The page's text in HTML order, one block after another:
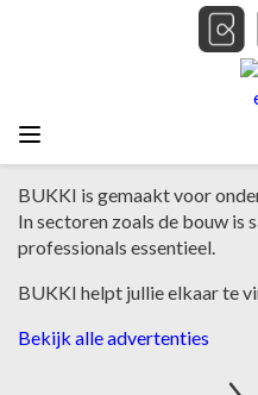
Nieuwe kansen
BUKKI is gemaakt voor
In sectoren zoals de bouw is
professionals essentieel.
BUKKI helpt jullie elkaar te
Bekijk alle advertenties